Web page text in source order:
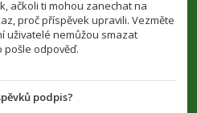
ačkoli ti mohou zanechat na
proč příspěvek upravili. Vezměte
uživatelé nemůžou smazat
pošle odpověď.
podpis?